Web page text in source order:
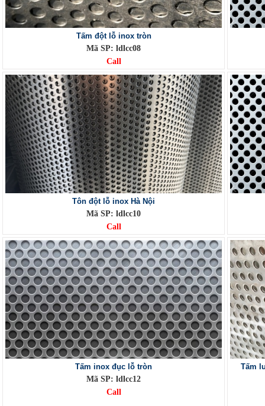
Tấm đột lỗ inox tròn
Mã SP: ldlcc08
Call
Tôn đột lỗ inox Hà Nội
Mã SP: ldlcc10
Call
Tấm inox đục lỗ tròn
Mã SP: ldlcc12
Call
Tấm